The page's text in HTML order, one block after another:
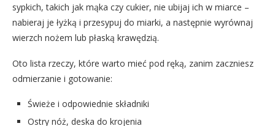
sypkich, takich jak mąka czy cukier, nie ubijaj ich w miarce –
nabieraj je łyżką i przesypuj do miarki, a następnie wyrównaj
wierzch nożem lub płaską krawędzią.
Oto lista rzeczy, które warto mieć pod ręką, zanim zaczniesz
odmierzanie i gotowanie:
Świeże i odpowiednie składniki
Ostry nóż, deska do krojenia